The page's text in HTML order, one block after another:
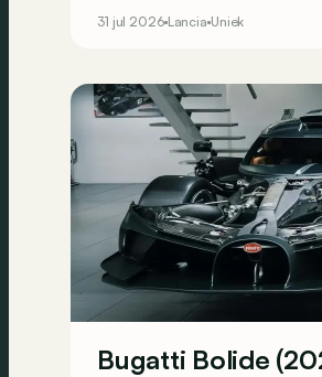
vierwielaandrijving over te
ontwikkelt het een
Trevi Bimotore.
31 jul 2026 Lancia Uniek
Bugatti Bolide